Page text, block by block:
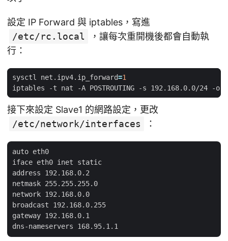
設定 IP Forward 與 iptables，寫進
/etc/rc.local
，讓每次重開機後都會自動執
行：
sysctl net.ipv4.ip_forward=1
接下來設定 Slave1 的網路設定，更改
/etc/network/interfaces
：
auto eth0
iface eth0 inet static
address 192.168.0.2
netmask 255.255.255.0
network 192.168.0.0
broadcast 192.168.0.255
gateway 192.168.0.1